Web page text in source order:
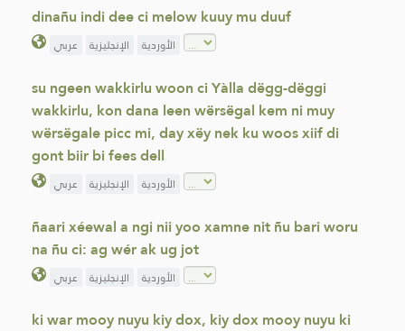
dinañu indi dee ci melow kuuy mu duuf
عربي الإنجليزية الأوردية
su ngeen wakkirlu woon ci Yàlla dëgg-dëggi
wakkirlu, kon dana leen wërsëgal kem ni muy
wërsëgale picc mi, day xëy nek ku woos xiif di
gont biir bi fees dell
عربي الإنجليزية الأوردية
ñaari xéewal a ngi nii yoo xamne nit ñu bari woru
na ñu ci: ag wér ak ug jot
عربي الإنجليزية الأوردية
ki war mooy nuyu kiy dox, kiy dox mooy nuyu ki